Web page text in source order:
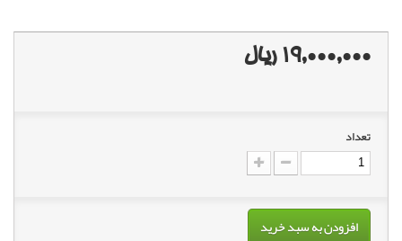
19,000,000 ریال
تعداد
افزودن به سبد خرید